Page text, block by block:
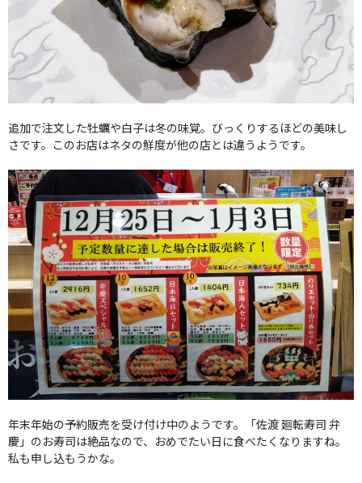
追加で注文した牡蠣や白子は冬の味覚。びっくりするほどの美味し
さです。このお店はネタの鮮度が他の店とは違うようです。
年末年始の予約販売を受け付け中のようです。「佐渡 廻転寿司 弁
慶」のお寿司は絶品なので、おめでたい日に食べたくなりますね。
私も申し込もうかな。